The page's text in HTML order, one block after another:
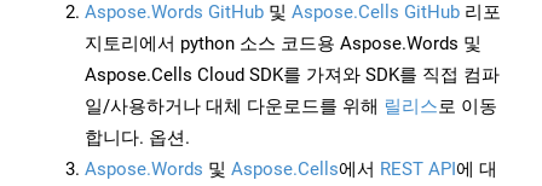
Aspose.Words GitHub 및 Aspose.Cells GitHub 리포
지토리에서 python 소스 코드용 Aspose.Words 및
Aspose.Cells Cloud SDK를 가져와 SDK를 직접 컴파
일/사용하거나 대체 다운로드를 위해 릴리스로 이동
합니다. 옵션.
Aspose.Words 및 Aspose.Cells에서 REST API에 대